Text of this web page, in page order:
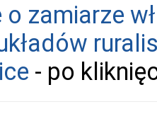
o zamiarze
- po